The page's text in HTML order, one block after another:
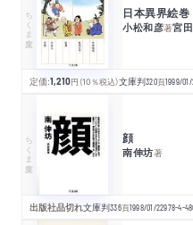
ちくま文庫 日本異界絵巻
小松和彦著宮
定価:1,210円 （10％税込）文庫判320頁1999/01/
ちくま文庫 顔
南伸坊著
出版社品切れ文庫判336頁1998/01/22978-4-